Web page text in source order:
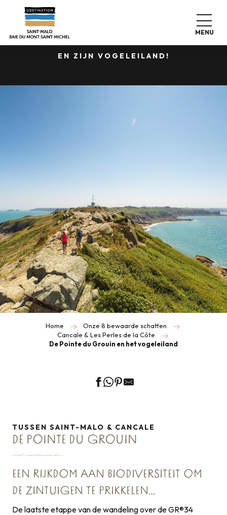
contenu
principal
MENU
BIJ DE POINTE DU GROUIN
EN ZIJN VOGELEILAND!
Home
Onze 8 bewaarde schatten
Cancale & Les Perles de la Côte
De Pointe du Grouin en het vogeleiland
TUSSEN SAINT-MALO & CANCALE
DE POINTE DU GROUIN
EEN RIJKDOM AAN BIODIVERSITEIT OM
DE ZINTUIGEN TE PRIKKELEN…
De laatste etappe van de wandeling over de GR®34